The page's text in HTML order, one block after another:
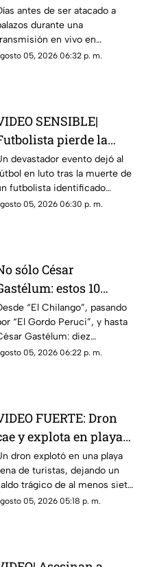
de ser asesinado
vivo: Presumía una
fresita"
antes de ser atacado a
durante una
en vivo en
el creador de
05, 2026 06:32 p. m.
SENSIBLE|
pierde la
tras ser impactado
un rayo en pleno
devastador evento dejó al
en luto tras la muerte de
futbolista identificado
Safwan Awae por un
05, 2026 06:30 p. m.
sólo César
estos 10
han sido
por la
entre Los
Chapitos y La Mayiza
“El Chilango”, pasando
“El Gordo Peruci”, y hasta
Gastélum: diez
han sido
05, 2026 06:22 p. m.
FUERTE: Dron
y explota en playa
de turistas, hay
muertos y
dron explotó en una playa
de turistas, dejando un
trágico de al menos siete
entre ellos tres
05, 2026 05:18 p. m.